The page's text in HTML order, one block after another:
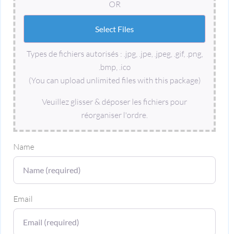
OR
Types de fichiers autorisés : .jpg, .jpe, .jpeg, .gif, .png,
.bmp, .ico
(You can upload unlimited files with this package)
Veuillez glisser & déposer les fichiers pour
réorganiser l'ordre.
Name
Email